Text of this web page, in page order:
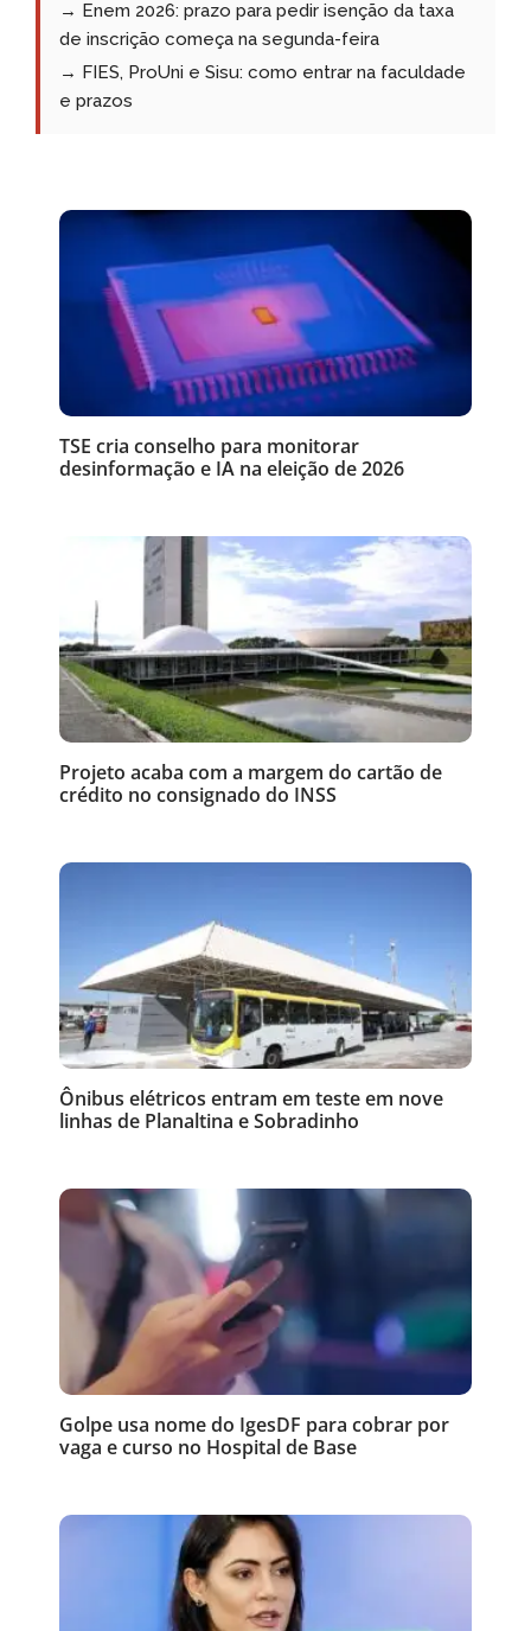
→ Enem 2026: prazo para pedir isenção da taxa
de inscrição começa na segunda-feira
→ FIES, ProUni e Sisu: como entrar na faculdade
e prazos
TSE cria conselho para monitorar
desinformação e IA na eleição de 2026
Projeto acaba com a margem do cartão de
crédito no consignado do INSS
Ônibus elétricos entram em teste em nove
linhas de Planaltina e Sobradinho
Golpe usa nome do IgesDF para cobrar por
vaga e curso no Hospital de Base